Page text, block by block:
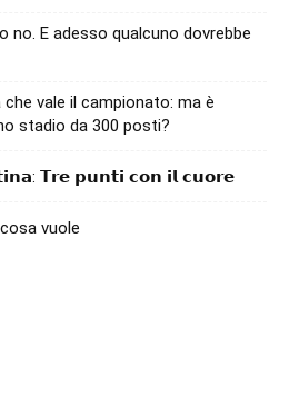
no. E adesso qualcuno dovrebbe
vale il campionato: ma è
stadio da 300 posti?
𝗧𝗿𝗲 𝗽𝘂𝗻𝘁𝗶 𝗰𝗼𝗻 𝗶𝗹 𝗰𝘂𝗼𝗿𝗲
vuole